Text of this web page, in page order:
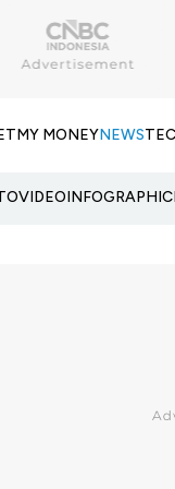
MY MONEYNEWS
VIDEOINFOGRAPHIC